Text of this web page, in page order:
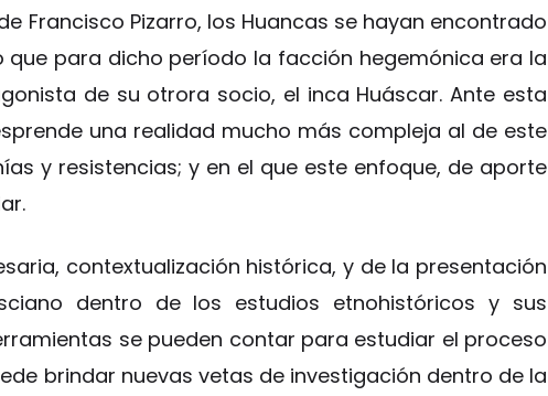
Francisco Pizarro, los Huancas se hayan encontrado
que para dicho período la facción hegemónica era la
de su otrora socio, el inca Huáscar. Ante esta
una realidad mucho más compleja al de este
y resistencias; y en el que este enfoque, de aporte
contextualización histórica, y de la presentación
dentro de los estudios etnohistóricos y sus
se pueden contar para estudiar el proceso
brindar nuevas vetas de investigación dentro de la